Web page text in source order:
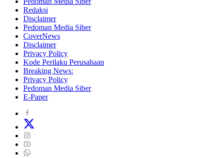
Redaksi
Disclaimer
Pedoman Media Siber
CoverNews
Disclaimer
Privacy Policy
Kode Perilaku Perusahaan
Breaking News:
Privacy Policy
Pedoman Media Siber
E-Paper